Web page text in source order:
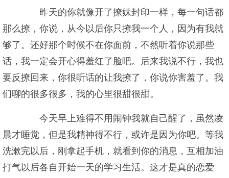
昨天的你就像开了撩妹封印一样，每一句话都
那么撩，你说，从今以后你只撩我一个人，因为有我就
够了。还好那个时候不在你面前，不然听着你说那些
话，我一定会开心得羞红了脸吧。后来我说不行，我也
要反撩回来，你很听话的让我撩了，你说你害羞了。我
们聊的很多很多，我的心里很甜很甜。
今天早上难得不用闹钟我就自己醒了，虽然凌
晨才睡觉，但是我精神得不行，或许是因为你吧。等我
洗漱完以后，刚拿起手机，就看到你的消息，互相加油
打气以后各自开始一天的学习生活。这才是真的恋爱